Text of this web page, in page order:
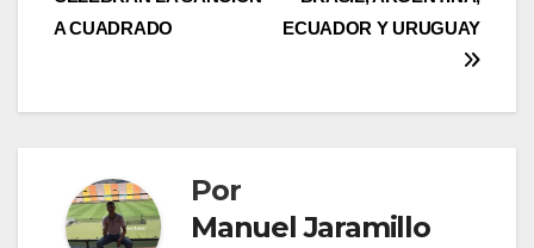
ECUADOR Y URUGUAY
A CUADRADO
Por
Manuel Jaramillo